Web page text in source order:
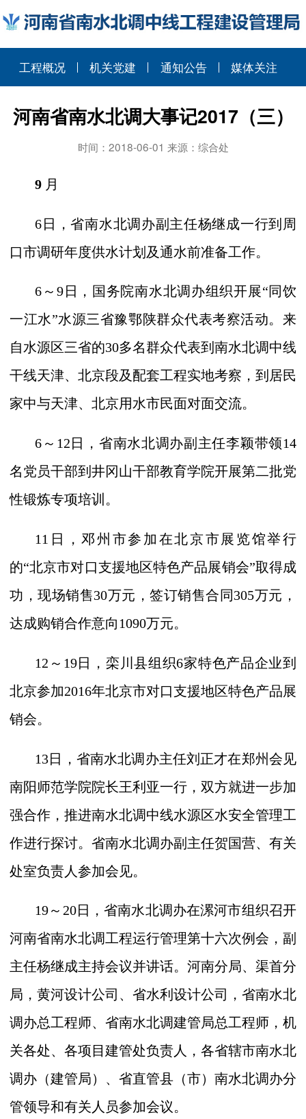
工程概况 机关党建 通知公告 媒体关注
河南省南水北调大事记2017（三）
时间：2018-06-01 来源：综合处
9 月
6 日，省南水北调办副主任杨继成一行到周
口市调研年度供水计划及通水前准备工作。
6 ～ 9日，国务院南水北调办组织开展“同饮
一江水”水源三省豫鄂陕群众代表考察活动。来
自水源区三省的30多名群众代表到南水北调中线
干线天津、北京段及配套工程实地考察，到居民
家中与天津、北京用水市民面对面交流。
6 ～ 12 日，省南水北调办副主任李颖带领14
名党员干部到井冈山干部教育学院开展第二批党
性锻炼专项培训。
11 日，邓州市参加在北京市展览馆举行
的“北京市对口支援地区特色产品展销会”取得成
功，现场销售30万元，签订销售合同 305万元，
达成购销合作意向1090万元。
12 ～ 19日，栾川县组织6家特色产品企业到
北京参加2016年北京市对口支援地区特色产品展
销会。
13日，省南水北调办主任刘正才在郑州会见
南阳师范学院院长王利亚一行，双方就进一步加
强合作，推进南水北调中线水源区水安全管理工
作进行探讨。省南水北调办副主任贺国营、有关
处室负责人参加会见。
19～ 20日，省南水北调办在漯河市组织召开
河南省南水北调工程运行管理第十六次例会，副
主任杨继成主持会议并讲话。河南分局、渠首分
局，黄河设计公司、省水利设计公司，省南水北
调办总工程师、省南水北调建管局总工程师，机
关各处、各项目建管处负责人，各省辖市南水北
调办（建管局）、省直管县（市）南水北调办分
管领导和有关人员参加会议。